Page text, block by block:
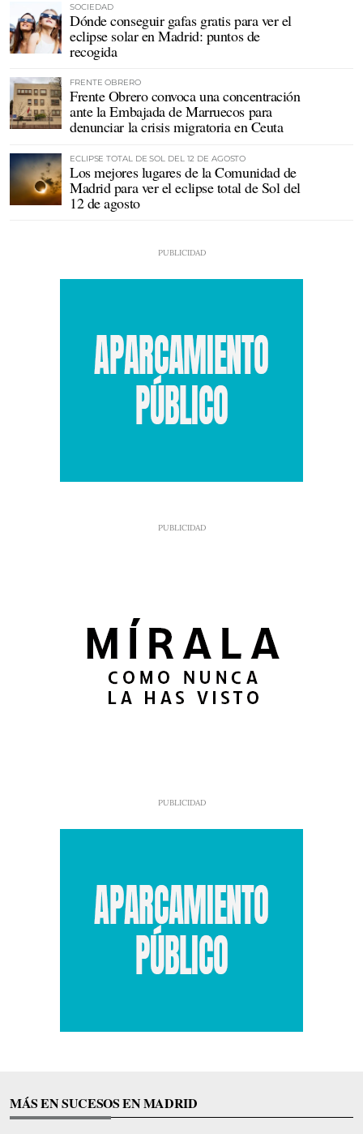
SOCIEDAD
Dónde conseguir gafas gratis para ver el
eclipse solar en Madrid: puntos de
recogida
FRENTE OBRERO
Frente Obrero convoca una concentración
ante la Embajada de Marruecos para
denunciar la crisis migratoria en Ceuta
ECLIPSE TOTAL DE SOL DEL 12 DE AGOSTO
Los mejores lugares de la Comunidad de
Madrid para ver el eclipse total de Sol del
12 de agosto
MÁS EN SUCESOS EN MADRID